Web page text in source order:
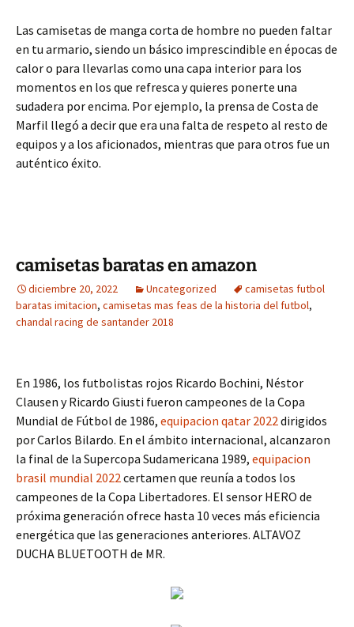
Las camisetas de manga corta de hombre no pueden faltar
en tu armario, siendo un básico imprescindible en épocas de
calor o para llevarlas como una capa interior para los
momentos en los que refresca y quieres ponerte una
sudadera por encima. Por ejemplo, la prensa de Costa de
Marfil llegó a decir que era una falta de respeto al resto de
equipos y a los aficionados, mientras que para otros fue un
auténtico éxito.
camisetas baratas en amazon
diciembre 20, 2022 Uncategorized
camisetas futbol
baratas imitacion, camisetas mas feas de la historia del futbol,
chandal racing de santander 2018
En 1986, los futbolistas rojos Ricardo Bochini, Néstor
Clausen y Ricardo Giusti fueron campeones de la Copa
Mundial de Fútbol de 1986, equipacion qatar 2022dirigidos
por Carlos Bilardo. En el ámbito internacional, alcanzaron
la final de la Supercopa Sudamericana 1989, equipacion
brasil mundial 2022certamen que reunía a todos los
campeones de la Copa Libertadores. El sensor HERO de
próxima generación ofrece hasta 10 veces más eficiencia
energética que las generaciones anteriores. ALTAVOZ
DUCHA BLUETOOTH de MR.